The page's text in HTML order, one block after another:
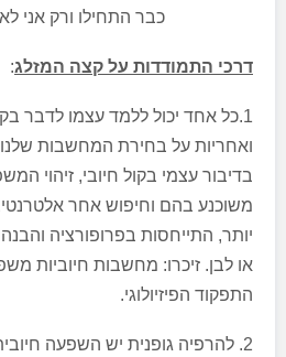
כבר התחילו ורק אני
דרכי התמודדות על קצה המזלג:
1.כל אחד יכול ללמד עצמו לדבר
ואחריות על בחירת המחשבות
בדיבור עצמי בקול חיובי, זיהוי
משוכנע בהם וחיפוש אחר
יותר, התייחסות בפרופורציה
או לבן. זיכרו: מחשבות חיוביות
התפקוד הפיזיולוגי.
2. להרפיה גופנית יש השפעה